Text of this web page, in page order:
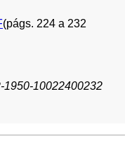
(págs. 224 a 232
1950-10022400232